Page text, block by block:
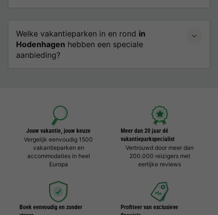
Welke vakantieparken in en rond in
Hodenhagen hebben een speciale
aanbieding?
Jouw vakantie, jouw keuze
Vergelijk eenvoudig 1500
vakantieparken en
accommodaties in heel
Europa
Meer dan 20 jaar dé
vakantieparkspecialist
Vertrouwd door meer dan
200.000 reizigers met
eerlijke reviews
Boek eenvoudig en zonder
Profiteer van exclusieve